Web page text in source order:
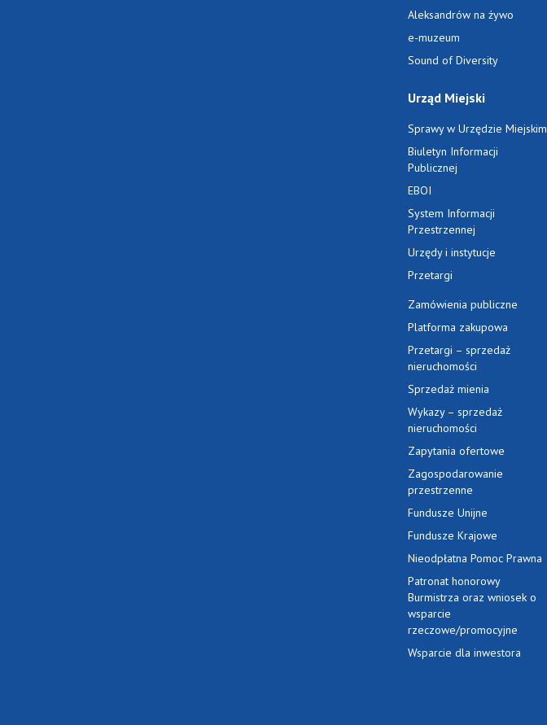
Aleksandrów na żywo
e-muzeum
Sound of Diversity
Urząd Miejski
Sprawy w Urzędzie Miejskim
Biuletyn Informacji
Publicznej
EBOI
System Informacji
Przestrzennej
Urzędy i instytucje
Przetargi
Zamówienia publiczne
Platforma zakupowa
Przetargi – sprzedaż
nieruchomości
Sprzedaż mienia
Wykazy – sprzedaż
nieruchomości
Zapytania ofertowe
Zagospodarowanie
przestrzenne
Fundusze Unijne
Fundusze Krajowe
Nieodpłatna Pomoc Prawna
Patronat honorowy
Burmistrza oraz wniosek o
wsparcie
rzeczowe/promocyjne
Wsparcie dla inwestora